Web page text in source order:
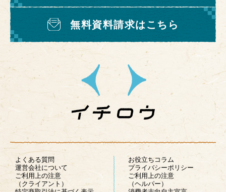
無料資料請求はこちら
よくある質問
運営会社について
ご利用上の注意
（クライアント）
お役立ちコラム
プライバシーポリシー
ご利用上の注意
（ヘルパー）